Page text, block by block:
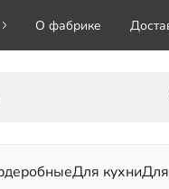
О фабрике
Для кухни